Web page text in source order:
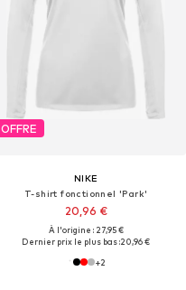
OFFRE
NIKE
T-shirt fonctionnel 'Park'
20,96 €
À l'origine : 27,95 €
Dernier prix le plus bas :20,96 €
+2